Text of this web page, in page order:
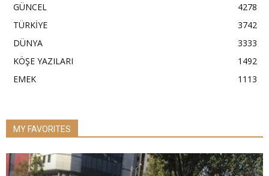
GÜNCEL
4278
TÜRKİYE
3742
DÜNYA
3333
KÖŞE YAZILARI
1492
EMEK
1113
MY FAVORITES